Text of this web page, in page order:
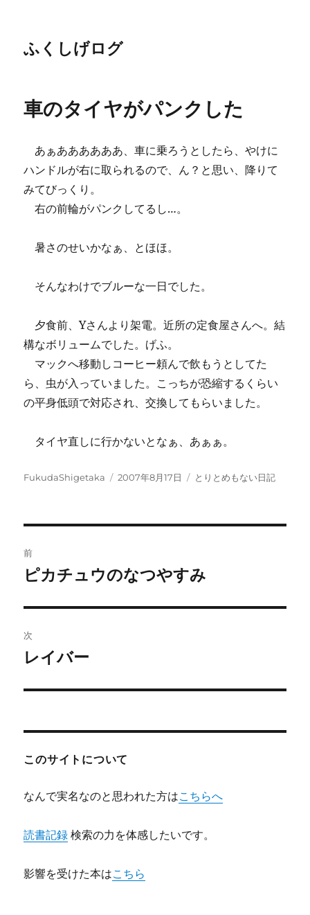
ふくしげログ
車のタイヤがパンクした
あぁああああああ、車に乗ろうとしたら、やけに
ハンドルが右に取られるので、ん？と思い、降りて
みてびっくり。
右の前輪がパンクしてるし…。
暑さのせいかなぁ、とほほ。
そんなわけでブルーな一日でした。
夕食前、Yさんより架電。近所の定食屋さんへ。結
構なボリュームでした。げふ。
マックへ移動しコーヒー頼んで飲もうとしてた
ら、虫が入っていました。こっちが恐縮するくらい
の平身低頭で対応され、交換してもらいました。
タイヤ直しに行かないとなぁ、あぁぁ。
投
FukudaShigetaka
投
2007年8月17日
カ
とりとめもない日記
稿
ビ
ゲ
ー
前
前
投
稿:
ピカチュウのなつやすみ
次
次
投
レイバー
このサイトについて
なんで実名なのと思われた方はこちらへ
読書記録 検索の力を体感したいです。
影響を受けた本はこちら